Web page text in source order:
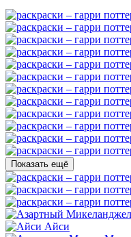
Показать ещё
Айси